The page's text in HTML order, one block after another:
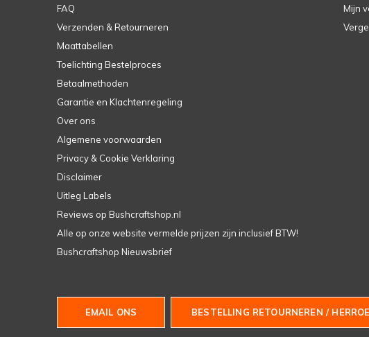
FAQ
Verzenden & Retourneren
Maattabellen
Toelichting Bestelproces
Betaalmethoden
Garantie en Klachtenregeling
Over ons
Algemene voorwaarden
Privacy & Cookie Verklaring
Disclaimer
Uitleg Labels
Reviews op Bushcraftshop.nl
Alle op onze website vermelde prijzen zijn inclusief BTW!
Bushcraftshop Nieuwsbrief
Mijn
EMAIL ONS BESTELLING RETOURNEREN /